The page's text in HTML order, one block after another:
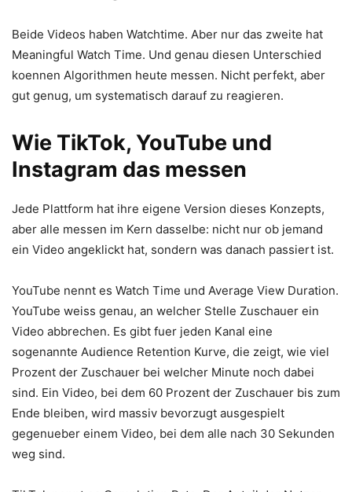
Beide Videos haben Watchtime. Aber nur das zweite hat
Meaningful Watch Time. Und genau diesen Unterschied
koennen Algorithmen heute messen. Nicht perfekt, aber
gut genug, um systematisch darauf zu reagieren.
Wie TikTok, YouTube und
Instagram das messen
Jede Plattform hat ihre eigene Version dieses Konzepts,
aber alle messen im Kern dasselbe: nicht nur ob jemand
ein Video angeklickt hat, sondern was danach passiert ist.
YouTube nennt es Watch Time und Average View Duration.
YouTube weiss genau, an welcher Stelle Zuschauer ein
Video abbrechen. Es gibt fuer jeden Kanal eine
sogenannte Audience Retention Kurve, die zeigt, wie viel
Prozent der Zuschauer bei welcher Minute noch dabei
sind. Ein Video, bei dem 60 Prozent der Zuschauer bis zum
Ende bleiben, wird massiv bevorzugt ausgespielt
gegenueber einem Video, bei dem alle nach 30 Sekunden
weg sind.